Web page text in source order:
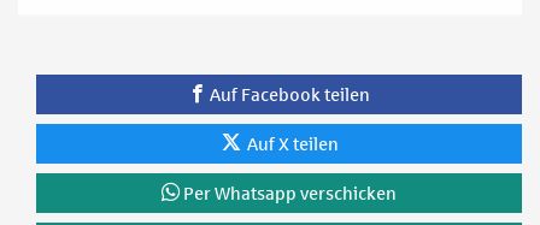
Auf Facebook teilen
Auf X teilen
Per Whatsapp verschicken